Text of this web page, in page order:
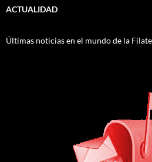
ACTUALIDAD
Últimas noticias en el mundo de la